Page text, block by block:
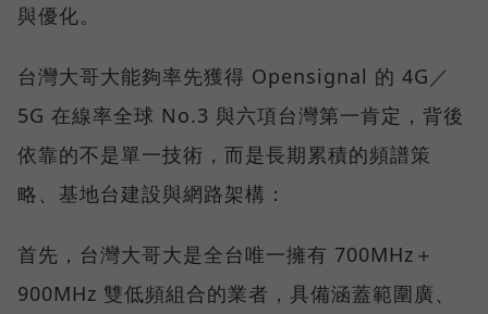
與優化。
台灣大哥大能夠率先獲得 Opensignal 的 4G／
5G 在線率全球 No.3 與六項台灣第一肯定，背後
依靠的不是單一技術，而是長期累積的頻譜策
略、基地台建設與網路架構：
首先，台灣大哥大是全台唯一擁有 700MHz＋
900MHz 雙低頻組合的業者，具備涵蓋範圍廣、